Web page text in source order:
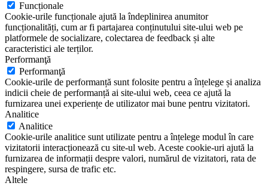
Funcționale
Cookie-urile funcționale ajută la îndeplinirea anumitor
funcționalități, cum ar fi partajarea conținutului site-ului web pe
platformele de socializare, colectarea de feedback și alte
caracteristici ale terților.
Performanţă
Performanţă
Cookie-urile de performanță sunt folosite pentru a înțelege și analiza
indicii cheie de performanță ai site-ului web, ceea ce ajută la
furnizarea unei experiențe de utilizator mai bune pentru vizitatori.
Analitice
Analitice
Cookie-urile analitice sunt utilizate pentru a înțelege modul în care
vizitatorii interacționează cu site-ul web. Aceste cookie-uri ajută la
furnizarea de informații despre valori, numărul de vizitatori, rata de
respingere, sursa de trafic etc.
Altele